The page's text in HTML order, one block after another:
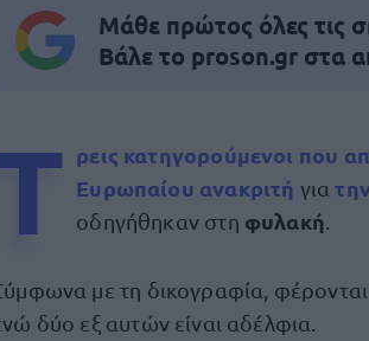
Μάθε πρώτος όλες τις
Βάλε το proson.gr στα
ρεις κατηγορούμενοι που
Ευρωπαίου ανακριτή για
οδηγήθηκαν στη φυλακή
με τη δικογραφία, φέρονται
δύο εξ αυτών είναι αδέλφια.